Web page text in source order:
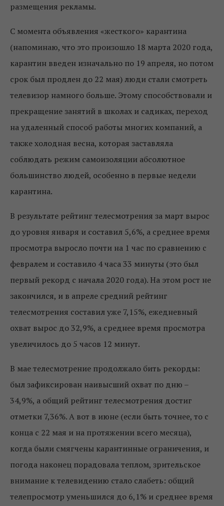
размещения рекламы.
С момента объявления «жесткого» карантина
(напоминаю, что это произошло 18 марта 2020 года,
карантин введен изначально по 19 апреля, но потом
срок был продлен до 22 мая) люди стали смотреть
телевизор намного больше. Этому способствовали и
прекращение занятий в школах и садиках, переход
на удаленный способ работы многих компаний, а
также холодная весна, которая заставляла
соблюдать режим самоизоляции абсолютное
большинство людей, особенно в первые недели
карантина.
В результате рейтинг телесмотрения за март вырос
до уровня января и составил 5,6%, а среднее время
просмотра выросло почти на 1 час по сравнению с
февралем и составило 4 часа 33 минуты (это был
первый рекорд с начала 2020 года). На этом рост не
закончился, и в апреле средний рейтинг
телесмотрения составил уже 7,15%, ежедневный
охват вырос до 32,9%, а среднее время просмотра
увеличилось до 5 часов 12 минут.
В мае телесмотрение продолжало бить рекорды:
был зафиксирован наивысший охват по дню –
34,9%, а общий рейтинг телесмотрения достиг
отметки 7,36%. А вот в июне (если быть точнее, то с
конца с 22 мая и на протяжении всего месяца),
когда были смягчены карантинные ограничения, и
погода наконец порадовала теплом, зрительское
внимание к телевидению стало слабеть: общий
телепросмотр уменьшился до 6,1% и среднее время